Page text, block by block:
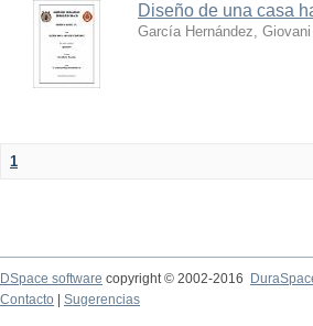
Diseño de una casa
García Hernández, Giovani
1
DSpace software copyright © 2002-2016
Contacto
Sugerencias